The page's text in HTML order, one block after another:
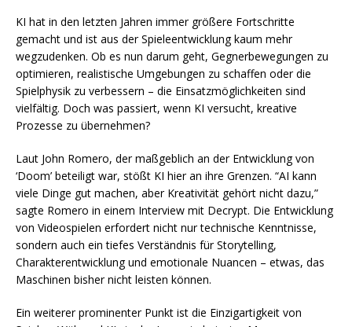
KI hat in den letzten Jahren immer größere Fortschritte
gemacht und ist aus der Spieleentwicklung kaum mehr
wegzudenken. Ob es nun darum geht, Gegnerbewegungen zu
optimieren, realistische Umgebungen zu schaffen oder die
Spielphysik zu verbessern – die Einsatzmöglichkeiten sind
vielfältig. Doch was passiert, wenn KI versucht, kreative
Prozesse zu übernehmen?
Laut John Romero, der maßgeblich an der Entwicklung von
‘Doom’ beteiligt war, stößt KI hier an ihre Grenzen. “AI kann
viele Dinge gut machen, aber Kreativität gehört nicht dazu,”
sagte Romero in einem Interview mit Decrypt. Die Entwicklung
von Videospielen erfordert nicht nur technische Kenntnisse,
sondern auch ein tiefes Verständnis für Storytelling,
Charakterentwicklung und emotionale Nuancen – etwas, das
Maschinen bisher nicht leisten können.
Ein weiterer prominenter Punkt ist die Einzigartigkeit von